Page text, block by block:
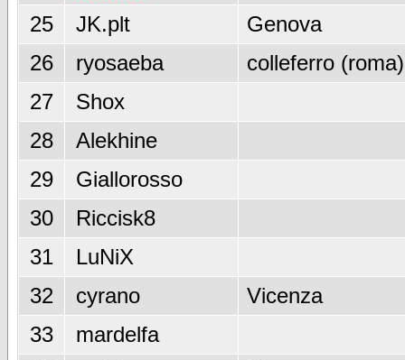
25 JK.plt
Genova
26
ryosaeba
colleferro (roma)
27
Shox
28
Alekhine
29
Giallorosso
30
Riccisk8
31
LuNiX
32
cyrano
Vicenza
33
mardelfa